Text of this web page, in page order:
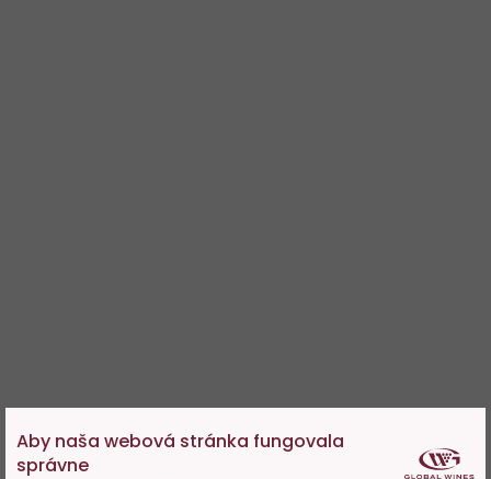
Aby naša webová stránka fungovala
správne